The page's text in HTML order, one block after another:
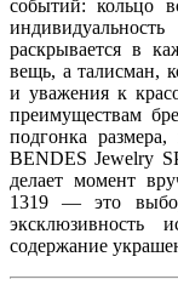
событий: кольцо
раскрывается в
вещь, а талисман,
и уважения к
преимуществам
подгонка
BENDES Jewelry
делает момент
1319 — это
эксклюзивность
содержание